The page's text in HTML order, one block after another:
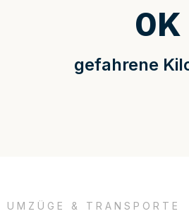
gefahrene
0K
UMZÜGE & TRANSPORTE